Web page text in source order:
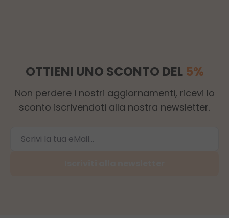
OTTIENI UNO SCONTO DEL 5%
Non perdere i nostri aggiornamenti, ricevi lo
sconto iscrivendoti alla nostra newsletter.